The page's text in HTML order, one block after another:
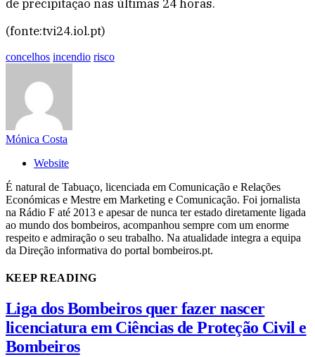
de precipitação nas últimas 24 horas.
(fonte:tvi24.iol.pt)
concelhos incendio risco
Mónica Costa
Website
É natural de Tabuaço, licenciada em Comunicação e Relações
Económicas e Mestre em Marketing e Comunicação. Foi jornalista
na Rádio F até 2013 e apesar de nunca ter estado diretamente ligada
ao mundo dos bombeiros, acompanhou sempre com um enorme
respeito e admiração o seu trabalho. Na atualidade integra a equipa
da Direção informativa do portal bombeiros.pt.
KEEP READING
Liga dos Bombeiros quer fazer nascer
licenciatura em Ciências de Proteção Civil e
Bombeiros